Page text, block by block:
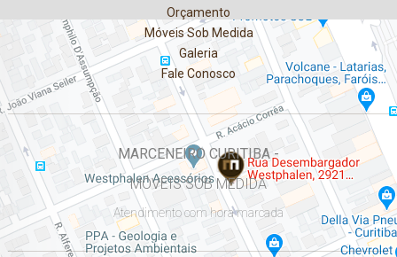
Orçamento
Móveis Sob Medida
Galeria
Fale Conosco
MARCENEIRO CURITIBA -
MÓVEIS SOB MEDIDA
Atendimento com hora marcada